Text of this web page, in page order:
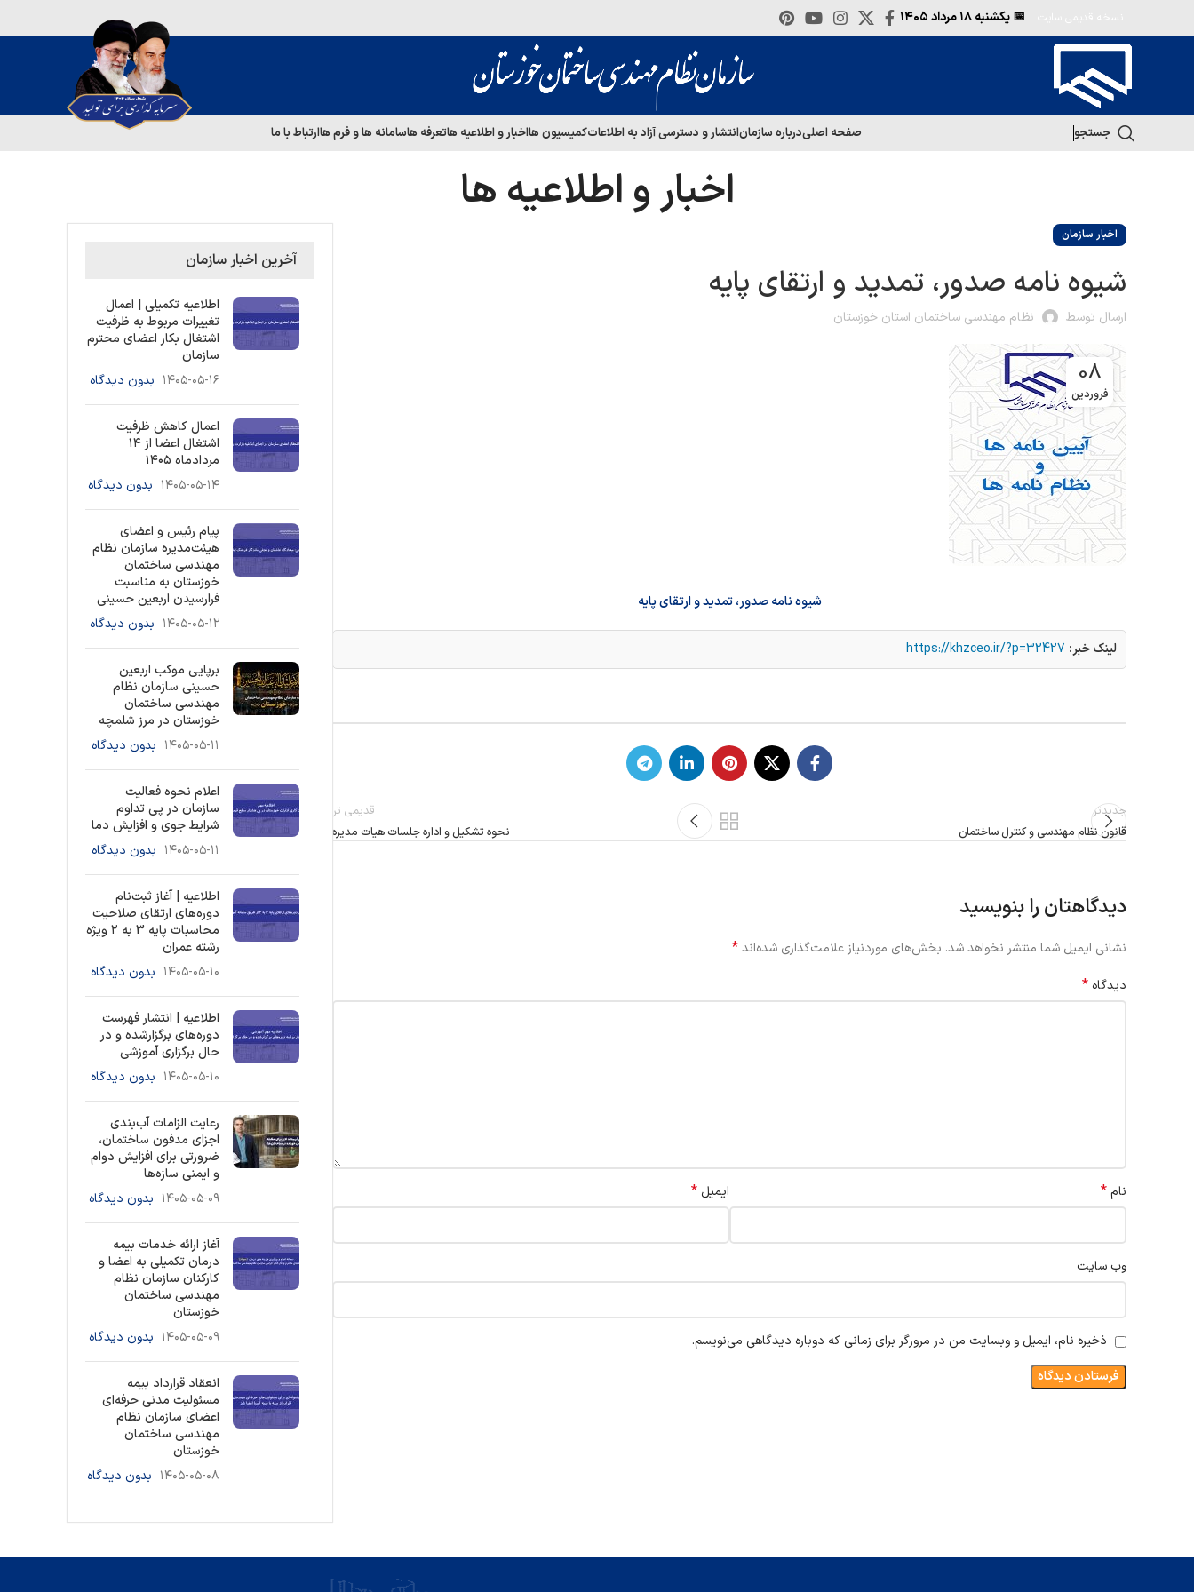
📅 یکشنبه
جستجو صفحه اصلیدرباره سازمانانتشار و دسترسی آزاد به اطلاعاتکمیسیون هااخبار و اطلاعیه هاتعرفه هاسامانه ها و فرم هاارتباط با ما
اخبار و اطلاعیه ها
اخبار سازمان
شيوه نامه صدور، تمديد و ارتقاي پايه
ارسال توسط نظام مهندسی ساختمان استان خوزستان
08
فروردین
شيوه نامه صدور، تمديد و ارتقاي پايه
لینک خبر: https://khzceo.ir/?p=32427
جدیدتر
قانون نظام مهندسي و كنترل ساختمان
قدیمی تر
نحوه تشکیل و اداره جلسات هیات مدیره
دیدگاهتان را بنویسید
نشانی ایمیل شما منتشر نخواهد شد. بخش‌های موردنیاز علامت‌گذاری شده‌اند*
دیدگاه *
نام* ایمیل *
وب‌ سایت
ذخیره نام، ایمیل و وبسایت من در مرورگر برای زمانی که دوباره دیدگاهی می‌نویسم.
آخرین اخبار سازمان
اطلاعیه تکمیلی | اعمال
تغییرات مربوط به ظرفیت
اشتغال بکار اعضای محترم
سازمان
۱۴۰۵-۰۵-۱۶ بدون دیدگاه
اعمال کاهش ظرفیت
اشتغال اعضا از ۱۴
مردادماه ۱۴۰۵
۱۴۰۵-۰۵-۱۴ بدون دیدگاه
پیام رئیس و اعضای
هیئت‌مدیره سازمان نظام
مهندسی ساختمان
خوزستان به مناسبت
فرارسیدن اربعین حسینی
۱۴۰۵-۰۵-۱۲ بدون دیدگاه
برپایی موکب اربعین
حسینی سازمان نظام
مهندسی ساختمان
خوزستان در مرز شلمچه
۱۴۰۵-۰۵-۱۱ بدون دیدگاه
اعلام نحوه فعالیت
سازمان در پی تداوم
شرایط جوی و افزایش دما
۱۴۰۵-۰۵-۱۱ بدون دیدگاه
اطلاعیه | آغاز ثبت‌نام
دوره‌های ارتقای صلاحیت
محاسبات پایه 3 به ۲ ویژه
رشته عمران
۱۴۰۵-۰۵-۱۰ بدون دیدگاه
اطلاعیه | انتشار فهرست
دوره‌های برگزارشده و در
حال برگزاری آموزشی
۱۴۰۵-۰۵-۱۰ بدون دیدگاه
رعایت الزامات آب‌بندی
اجزای مدفون ساختمان،
ضرورتی برای افزایش دوام
و ایمنی سازه‌ها
۱۴۰۵-۰۵-۰۹ بدون دیدگاه
آغاز ارائه خدمات بیمه
درمان تکمیلی به اعضا و
کارکنان سازمان نظام
مهندسی ساختمان
خوزستان
۱۴۰۵-۰۵-۰۹ بدون دیدگاه
انعقاد قرارداد بیمه
مسئولیت مدنی حرفه‌ای
اعضای سازمان نظام
مهندسی ساختمان
خوزستان
۱۴۰۵-۰۵-۰۸ بدون دیدگاه